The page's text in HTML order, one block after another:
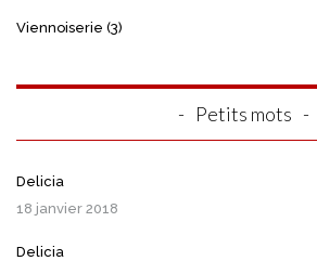
Viennoiserie (3)
Petits mots
Delicia
18 janvier 2018
Delicia